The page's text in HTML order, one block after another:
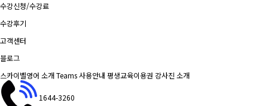
수강신청/수강료
수강후기
고객센터
블로그
스카이벨영어 소개Teams 사용안내 평생교육이용권 강사진 소개
1644-3260